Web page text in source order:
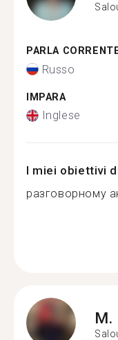
PARLA
Russo
IMPARA
Inglese
I miei obiettivi
разговорному
M.